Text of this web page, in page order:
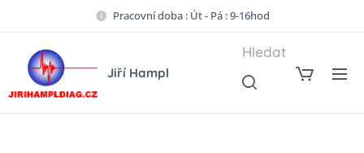
Pracovní doba : Út - Pá : 9-16hod
Jiří Hampl
Hledat